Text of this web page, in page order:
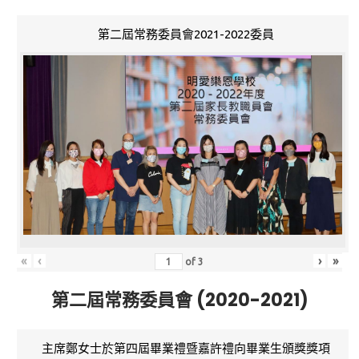
第二屆常務委員會2021-2022委員
« ‹ of3 › »
第二屆常務委員會 (2020-2021)
主席鄭女士於第四屆畢業禮暨嘉許禮向畢業生頒獎獎項